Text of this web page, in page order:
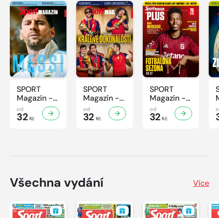
SPORT
Magazín -
32/2026
od
32 Kč
SPORT
Magazín -
31/2026
od
32 Kč
SPORT
Magazín -
30/2026
od
32 Kč
Všechna vydání Více